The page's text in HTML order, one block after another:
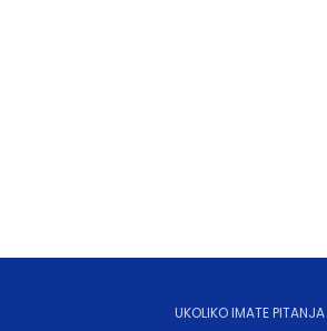
UKOLIKO IMATE PITANJA